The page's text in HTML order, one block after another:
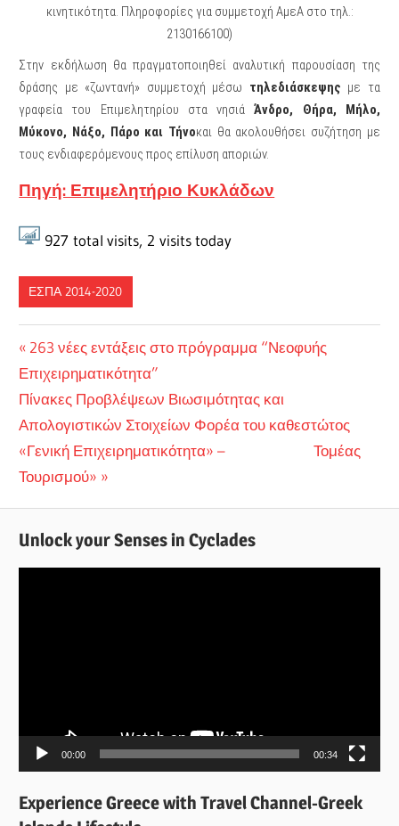
κινητικότητα. Πληροφορίες για συμμετοχή ΑμεΑ στο τηλ.:
2130166100)
Στην εκδήλωση θα πραγματοποιηθεί αναλυτική παρουσίαση της
δράσης με «ζωντανή» συμμετοχή μέσω τηλεδιάσκεψης με τα
γραφεία του Επιμελητηρίου στα νησιάΆνδρο, Θήρα, Μήλο,
Μύκονο, Νάξο, Πάρο και Τήνοκαι θα ακολουθήσει συζήτηση με
τους ενδιαφερόμενους προς επίλυση αποριών.
Πηγή: Επιμελητήριο Κυκλάδων
927 total visits, 2 visits today
ΕΣΠΑ 2014-2020
Πλοήγηση
άρθρων
Previous
Post:
263 νέες εντάξεις στο πρόγραμμα “Νεοφυής
Επιχειρηματικότητα”
Next
Post:
Πίνακες Προβλέψεων Βιωσιμότητας και
Απολογιστικών Στοιχείων Φορέα του καθεστώτος
«Γενική Επιχειρηματικότητα» – Τομέας
Τουρισμού»
Unlock your Senses in Cyclades
00:00 00:34
Experience Greece with Travel Channel-Greek